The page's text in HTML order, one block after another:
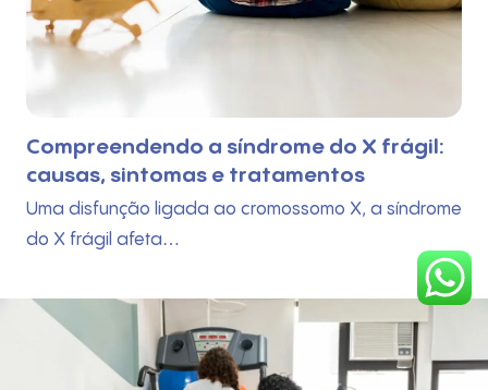
A importância dos jogos e brincadeiras
no desenvolvimento infantil
Para crescer de forma saudável, explorando o
mundo com curiosidade e autonomia,…